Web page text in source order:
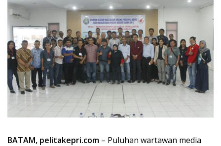
BATAM, pelitakepri.com – Puluhan wartawan media